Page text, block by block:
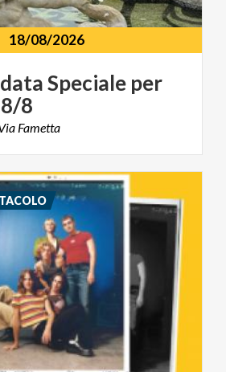
18/08/2026
Speciale per
8
Fametta